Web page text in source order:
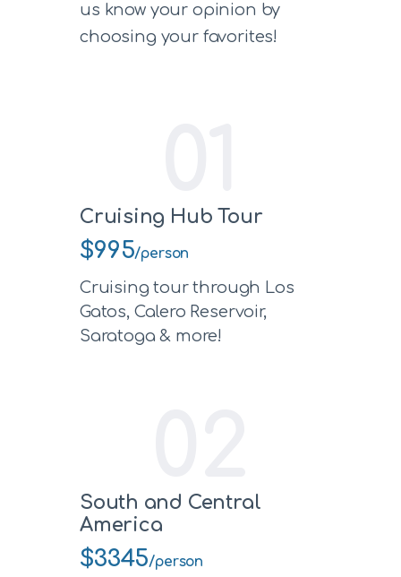
us know your opinion by
choosing your favorites!
Cruising Hub Tour
$995/person
Cruising tour through Los
Gatos, Calero Reservoir,
Saratoga & more!
South and Central
America
$3345/person